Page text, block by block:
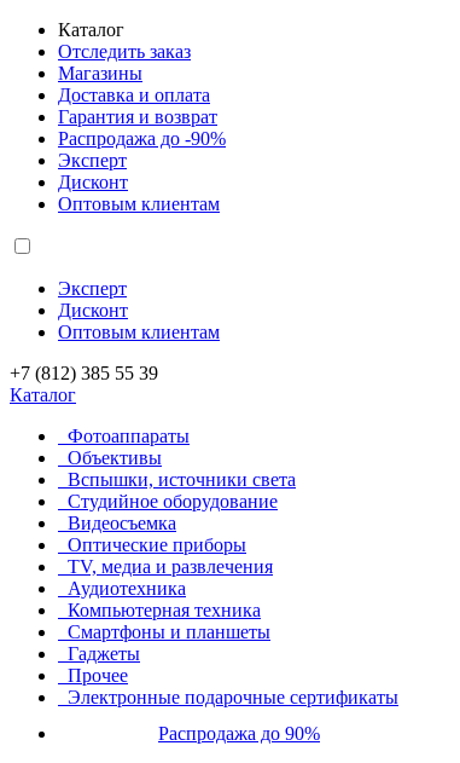
Каталог
Отследить заказ
Магазины
Доставка и оплата
Гарантия и возврат
Распродажа до -90%
Эксперт
Дисконт
Оптовым клиентам
Эксперт
Дисконт
Оптовым клиентам
+7 (812) 385 55 39
Каталог
Фотоаппараты
Объективы
Вспышки, источники света
Студийное оборудование
Видеосъемка
Оптические приборы
TV, медиа и развлечения
Аудиотехника
Компьютерная техника
Смартфоны и планшеты
Гаджеты
Прочее
Электронные подарочные сертификаты
Распродажа до 90%